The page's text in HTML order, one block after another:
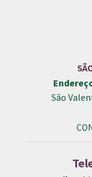
São